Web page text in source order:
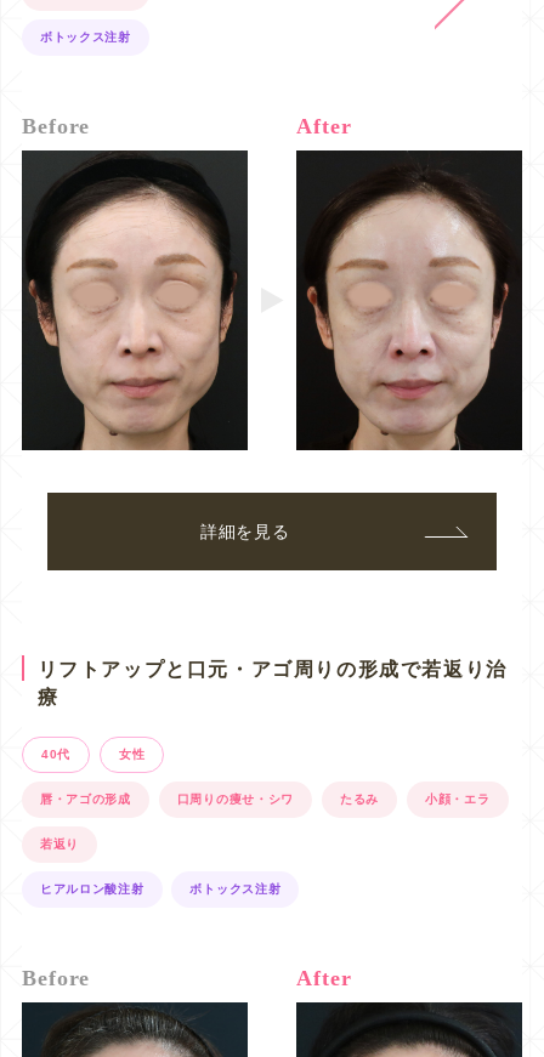
ボトックス注射
Before After
詳細を見る
リフトアップと口元・アゴ周りの形成で若返り治
療
40代 女性
唇・アゴの形成 口周りの痩せ・シワ たるみ 小顔・エラ
若返り
ヒアルロン酸注射 ボトックス注射
Before After